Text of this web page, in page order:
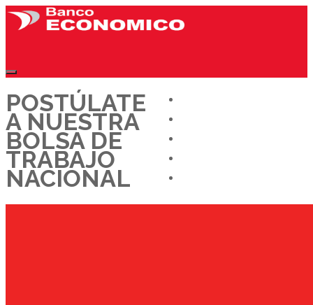
POSTÚLATE
A NUESTRA
BOLSA DE
TRABAJO
NACIONAL